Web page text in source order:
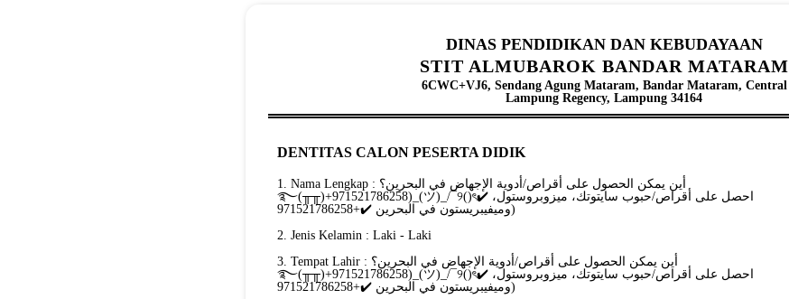
DINAS PENDIDIKAN DAN KEBUDAYAAN
STIT ALMUBAROK BANDAR MATARAM
6CWC+VJ6, Sendang Agung Mataram, Bandar Mataram, Central
Lampung Regency, Lampung 34164
DENTITAS CALON PESERTA DIDIK
1. Nama Lengkap : أين يمكن الحصول على أقراص/أدوية الإجهاض في البحرين؟
࿐(╥╥)+971521786258)_(ツ)_/¯୨()ৎ✔️ احصل على أقراص/حبوب سايتوتك، ميزوبروستول،
وميفيبريستون في البحرين ✔️+971521786258)
2. Jenis Kelamin : Laki - Laki
3. Tempat Lahir : أين يمكن الحصول على أقراص/أدوية الإجهاض في البحرين؟
࿐(╥╥)+971521786258)_(ツ)_/¯୨()ৎ✔️ احصل على أقراص/حبوب سايتوتك، ميزوبروستول،
وميفيبريستون في البحرين ✔️+971521786258)